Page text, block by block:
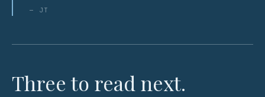
— JT
Three to read next.